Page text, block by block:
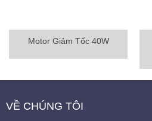
Motor Giảm Tốc 40W
VỀ CHÚNG TÔI